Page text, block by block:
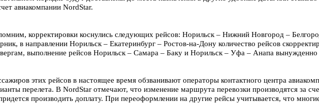
авиакомпании NordStar.
корректировки коснулись следующих рейсов: Норильск – Нижний Новгород –
в направлении Норильск – Екатеринбург – Ростов-на-Дону количество рейсов
выполнение рейсов Норильск – Самара – Баку и Норильск – Уфа – Анапа вынужденно
этих рейсов в настоящее время обзванивают операторы контактного центра
перелета. В NordStar отмечают, что изменение маршрута перевозки производятся за
производить доплату. При переоформлении на другие рейсы учитывается, что